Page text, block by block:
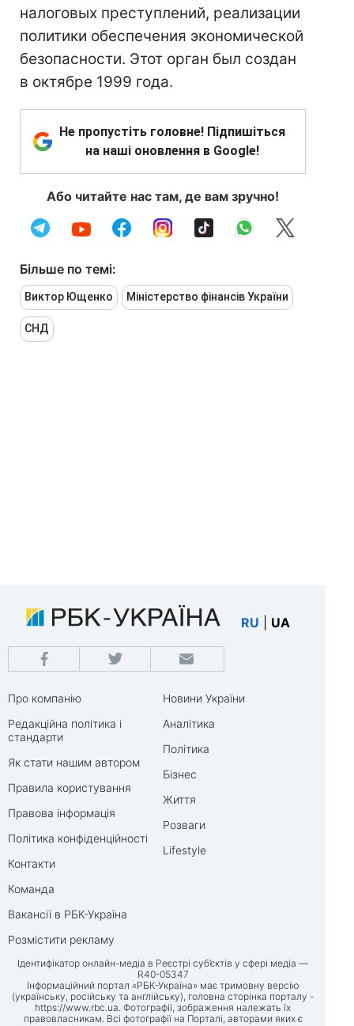
налоговых преступлений, реализации
политики обеспечения экономической
безопасности. Этот орган был создан
в октябре 1999 года.
Не пропустіть головне! Підпишіться
на наші оновлення в Google!
Або читайте нас там, де вам зручно!
Більше по темі:
Виктор Ющенко Міністерство фінансів України
СНД
RU UA
Про компанію
Редакційна політика і
стандарти
Як стати нашим автором
Правила користування
Правова інформація
Політика конфіденційності
Контакти
Команда
Вакансії в РБК-Україна
Розмістити рекламу
Новини України
Аналітика
Політика
Бізнес
Життя
Розваги
Lifestyle
Ідентифікатор онлайн-медіа в Реєстрі суб’єктів у сфері медіа —
R40-05347
Інформаційний портал «РБК-Україна» має тримовну версію
(українську, російську та англійську), головна сторінка порталу -
https://www.rbc.ua. Фотографії, зображення належать їх
правовласникам. Всі фотографії на Порталі, авторами яких є